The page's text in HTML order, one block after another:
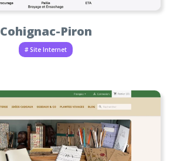
Cohignac-Piron
# Site Internet